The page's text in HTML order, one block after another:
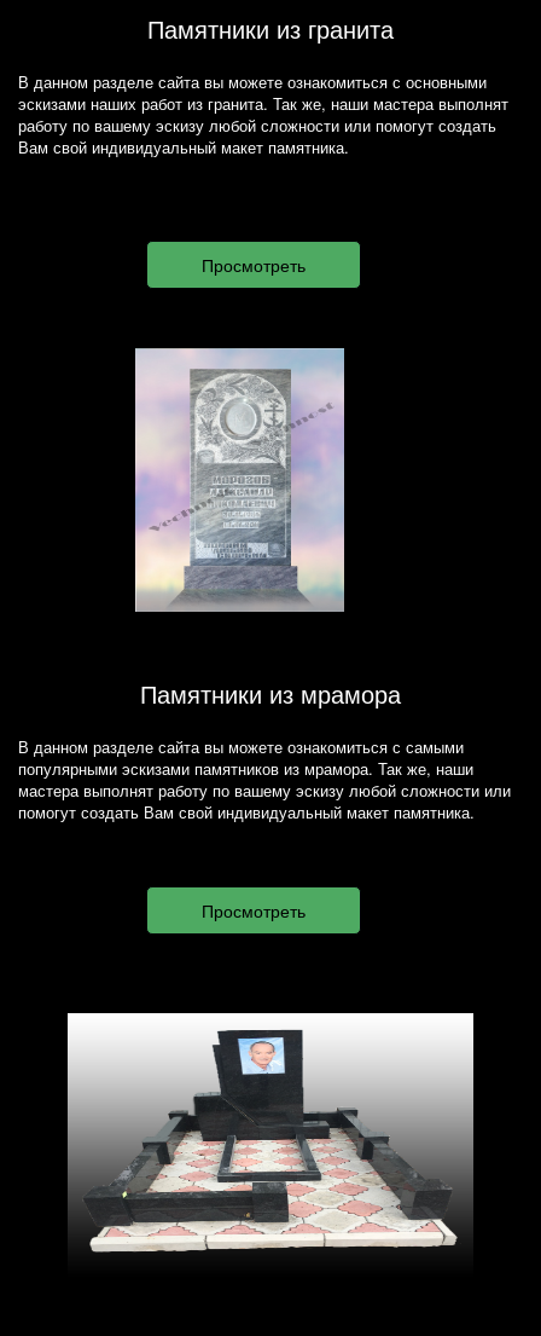
Памятники из гранита
В данном разделе сайта вы можете ознакомиться с основными
эскизами наших работ из гранита. Так же, наши мастера выполнят
работу по вашему эскизу любой сложности или помогут создать
Вам свой индивидуальный макет памятника.
Памятники из мрамора
В данном разделе сайта вы можете ознакомиться с самыми
популярными эскизами памятников из мрамора. Так же, наши
мастера выполнят работу по вашему эскизу любой сложности или
помогут создать Вам свой индивидуальный макет памятника.